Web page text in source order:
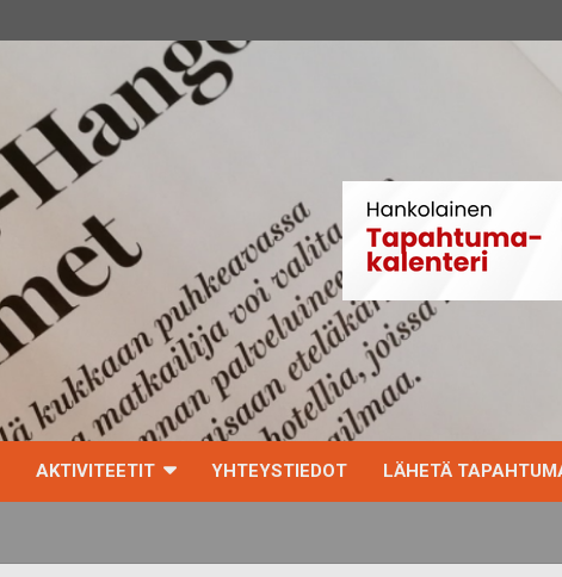
AKTIVITEETIT YHTEYSTIEDOT LÄHETÄ